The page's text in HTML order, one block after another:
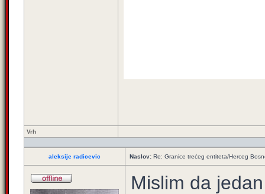
Vrh
aleksije radicevic Naslov: Re: Granice trećeg entiteta/Herceg
Mislim da